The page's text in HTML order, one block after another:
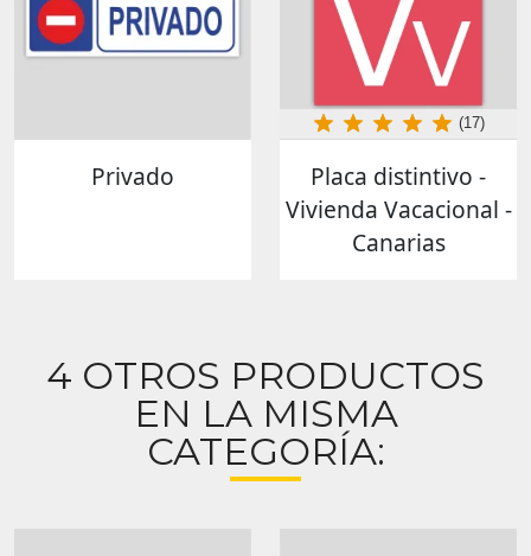
Privado
Placa distintivo -
Vivienda Vacacional -
Canarias
(17)
4 OTROS PRODUCTOS
EN LA MISMA
CATEGORÍA: